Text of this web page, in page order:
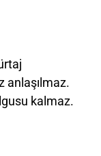
anlaşılmaz.
kalmaz.